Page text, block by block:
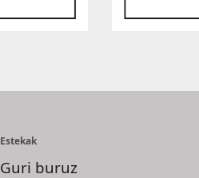
Estekak
Guri buruz